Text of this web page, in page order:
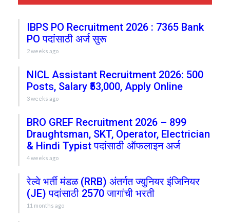
IBPS PO Recruitment 2026 : 7365 Bank
PO पदांसाठी अर्ज सुरू
2 weeks ago
NICL Assistant Recruitment 2026: 500
Posts, Salary ₹53,000, Apply Online
3 weeks ago
BRO GREF Recruitment 2026 – 899
Draughtsman, SKT, Operator, Electrician
& Hindi Typist पदांसाठी ऑफलाइन अर्ज
4 weeks ago
रेल्वे भर्ती मंडळ (RRB) अंतर्गत ज्युनियर इंजिनियर
(JE) पदांसाठी 2570 जागांची भरती
11 months ago